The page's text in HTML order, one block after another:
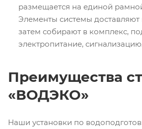
размещается на единой
Элементы системы доставляют
затем собирают в комплекс,
электропитание,
Преимущества
«ВОДЭКО»
Наши установки по